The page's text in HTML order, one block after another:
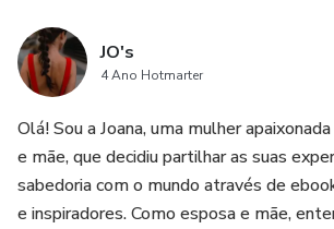
JO's
4 Ano Hotmarter
Olá! Sou a Joana, uma mulher
e mãe, que decidiu partilhar as suas
sabedoria com o mundo através de
e inspiradores. Como esposa e mãe,